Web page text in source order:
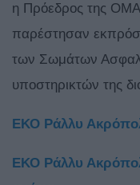
η Πρόεδρος της
παρέστησαν
των Σωμάτων
υποστηρικτών της
ΕΚΟ Ράλλυ
ΕΚΟ Ράλλυ